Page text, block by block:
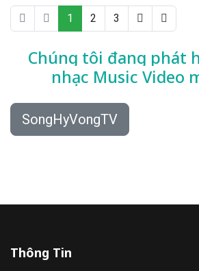
1 2 3
Chúng tôi đang phát
nhạc Music Video
SongHyVongTV
Thông Tin